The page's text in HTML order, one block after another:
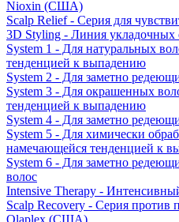
Nioxin (США)
Scalp Relief - Серия для
3D Styling - Линия укладочных
System 1 - Для натуральных
тенденцией к выпадению
System 2 - Для заметно
System 3 - Для окрашенных
тенденцией к выпадению
System 4 - Для заметно
System 5 - Для химически
намечающейся тенденцией к
System 6 - Для заметно
волос
Intensive Therapy -
Scalp Recovery - Серия против
Olaplex (США)